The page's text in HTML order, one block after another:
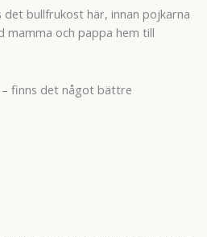
bullfrukost här, innan pojkarna
mamma och pappa hem till
finns det något bättre